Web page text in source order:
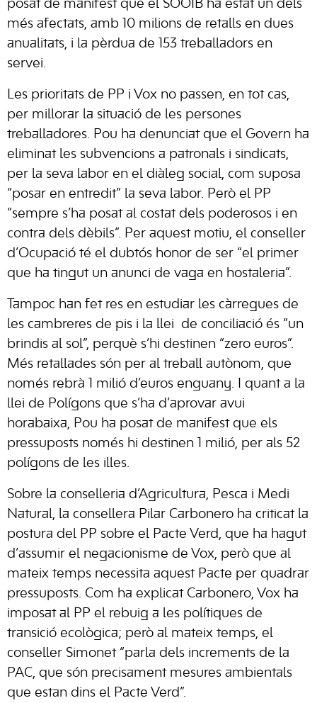
posat de manifest que el SOOIB ha estat un dels
més afectats, amb 10 milions de retalls en dues
anualitats, i la pèrdua de 153 treballadors en
servei.
Les prioritats de PP i Vox no passen, en tot cas,
per millorar la situació de les persones
treballadores. Pou ha denunciat que el Govern ha
eliminat les subvencions a patronals i sindicats,
per la seva labor en el diàleg social, com suposa
“posar en entredit” la seva labor. Però el PP
“sempre s’ha posat al costat dels poderosos i en
contra dels dèbils”. Per aquest motiu, el conseller
d’Ocupació té el dubtós honor de ser “el primer
que ha tingut un anunci de vaga en hostaleria”.
Tampoc han fet res en estudiar les càrregues de
les cambreres de pis i la llei de conciliació és “un
brindis al sol”, perquè s’hi destinen “zero euros”.
Més retallades són per al treball autònom, que
només rebrà 1 milió d’euros enguany. I quant a la
llei de Polígons que s’ha d’aprovar avui
horabaixa, Pou ha posat de manifest que els
pressuposts només hi destinen 1 milió, per als 52
polígons de les illes.
Sobre la conselleria d’Agricultura, Pesca i Medi
Natural, la consellera Pilar Carbonero ha criticat la
postura del PP sobre el Pacte Verd, que ha hagut
d’assumir el negacionisme de Vox, però que al
mateix temps necessita aquest Pacte per quadrar
pressuposts. Com ha explicat Carbonero, Vox ha
imposat al PP el rebuig a les polítiques de
transició ecològica; però al mateix temps, el
conseller Simonet “parla dels increments de la
PAC, que són precisament mesures ambientals
que estan dins el Pacte Verd”.